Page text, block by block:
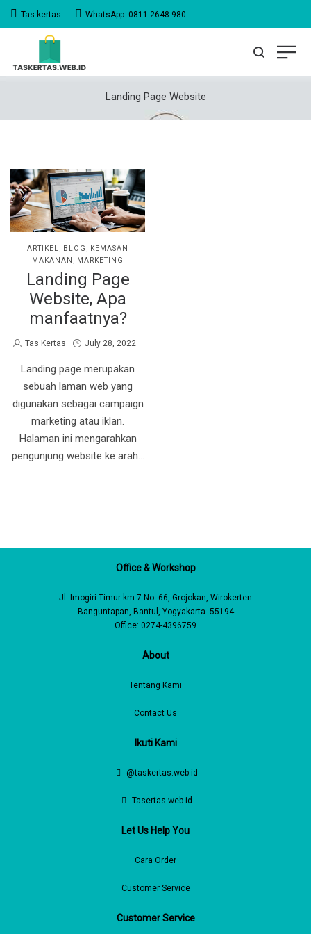
Tas kertas WhatsApp: 0811-2648-980
Landing Page Website
POSTED
IN
ARTIKEL BLOG
KEMASAN
MAKANAN
MARKETING
Landing Page
Website, Apa
manfaatnya?
by
Tas Kertas
Posted
July 28, 2022
Landing page merupakan
sebuah laman web yang
digunakan sebagai campaign
marketing atau iklan.
Halaman ini mengarahkan
pengunjung website ke arah…
Office & Workshop
Jl. Imogiri Timur km 7 No. 66, Grojokan, Wirokerten
Banguntapan, Bantul, Yogyakarta. 55194
Office: 0274-4396759
About
Tentang Kami
Contact Us
Ikuti Kami
@taskertas.web.id
Tasertas.web.id
Let Us Help You
Cara Order
Customer Service
Customer Service